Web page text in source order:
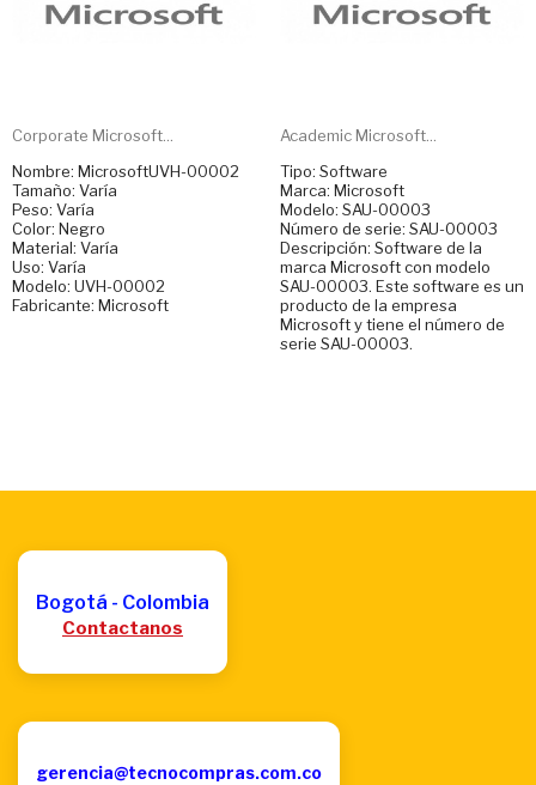
Corporate Microsoft...
Nombre: MicrosoftUVH-00002
Tamaño: Varía
Peso: Varía
Color: Negro
Material: Varía
Uso: Varía
Modelo: UVH-00002
Fabricante: Microsoft
Academic Microsoft...
Tipo: Software
Marca: Microsoft
Modelo: SAU-00003
Número de serie: SAU-00003
Descripción: Software de la
marca Microsoft con modelo
SAU-00003. Este software es un
producto de la empresa
Microsoft y tiene el número de
serie SAU-00003.
Bogotá - Colombia
Contactanos
gerencia@tecnocompras.com.co